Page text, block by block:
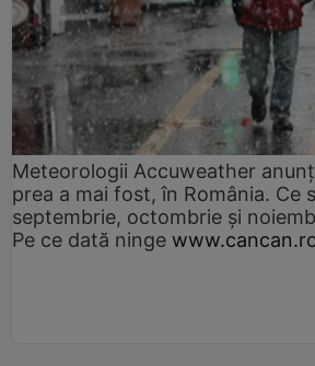
Meteorologii Accuweather
prea a mai fost, în România. Ce
septembrie, octombrie și
Pe ce dată ninge